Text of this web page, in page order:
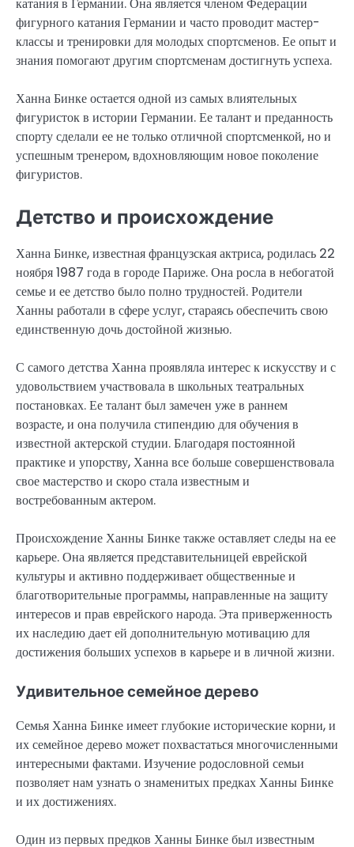
фигурного катания Германии и часто проводит мастер-
классы и тренировки для молодых спортсменов. Ее опыт и
знания помогают другим спортсменам достигнуть успеха.
Ханна Бинке остается одной из самых влиятельных
фигуристок в истории Германии. Ее талант и преданность
спорту сделали ее не только отличной спортсменкой, но и
успешным тренером, вдохновляющим новое поколение
фигуристов.
Детство и происхождение
Ханна Бинке, известная французская актриса, родилась 22
ноября 1987 года в городе Париже. Она росла в небогатой
семье и ее детство было полно трудностей. Родители
Ханны работали в сфере услуг, стараясь обеспечить свою
единственную дочь достойной жизнью.
С самого детства Ханна проявляла интерес к искусству и с
удовольствием участвовала в школьных театральных
постановках. Ее талант был замечен уже в раннем
возрасте, и она получила стипендию для обучения в
известной актерской студии. Благодаря постоянной
практике и упорству, Ханна все больше совершенствовала
свое мастерство и скоро стала известным и
востребованным актером.
Происхождение Ханны Бинке также оставляет следы на ее
карьере. Она является представительницей еврейской
культуры и активно поддерживает общественные и
благотворительные программы, направленные на защиту
интересов и прав еврейского народа. Эта приверженность
их наследию дает ей дополнительную мотивацию для
достижения больших успехов в карьере и в личной жизни.
Удивительное семейное дерево
Семья Ханна Бинке имеет глубокие исторические корни, и
их семейное дерево может похвастаться многочисленными
интересными фактами. Изучение родословной семьи
позволяет нам узнать о знаменитых предках Ханны Бинке
и их достижениях.
Один из первых предков Ханны Бинке был известным